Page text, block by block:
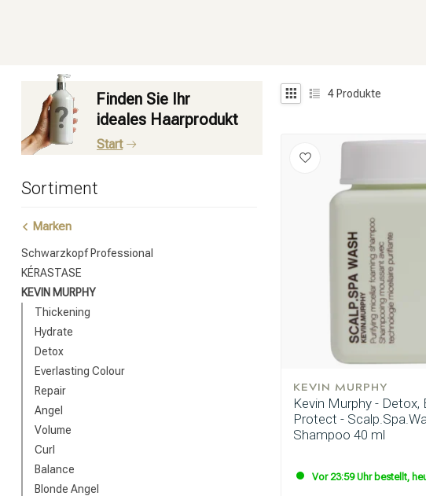
Finden Sie Ihr
ideales Haarprodukt
Start
Sortiment
Marken
Schwarzkopf Professional
KÉRASTASE
KEVIN MURPHY
Thickening
Hydrate
Detox
Everlasting Colour
Repair
Angel
Volume
Curl
Balance
Blonde Angel
4Produkte
KEVIN MURPHY
Kevin Murphy - Detox,
Protect -
Shampoo 40 ml
Vor 23:59 Uhr bestellt,